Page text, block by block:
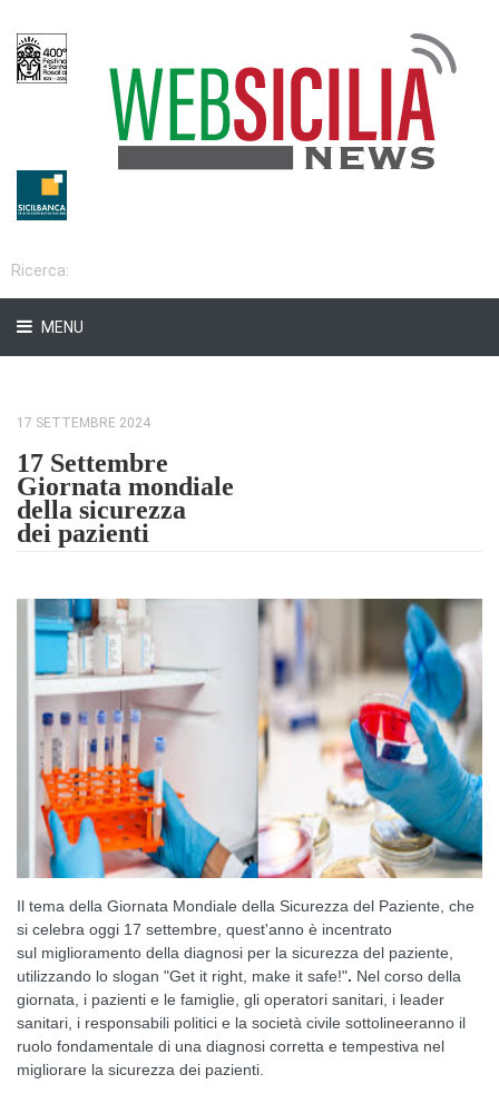
MENU
17 SETTEMBRE 2024
17 Settembre
Giornata mondiale
della sicurezza
dei pazienti
Il tema della Giornata Mondiale della Sicurezza del Paziente, che
si celebra oggi 17 settembre, quest'anno è incentrato
sul miglioramento della diagnosi per la sicurezza del paziente,
utilizzando lo slogan "Get it right, make it safe!". Nel corso della
giornata, i pazienti e le famiglie, gli operatori sanitari, i leader
sanitari, i responsabili politici e la società civile sottolineeranno il
ruolo fondamentale di una diagnosi corretta e tempestiva nel
migliorare la sicurezza dei pazienti.